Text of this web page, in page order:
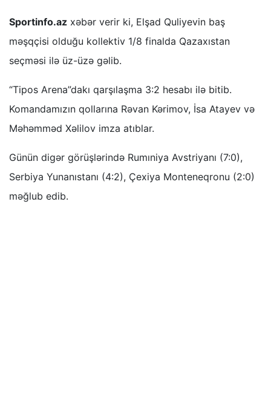
Sportinfo.az xəbər verir ki, Elşad Quliyevin baş
məşqçisi olduğu kollektiv 1/8 finalda Qazaxıstan
seçməsi ilə üz-üzə gəlib.
“Tipos Arena”dakı qarşılaşma 3:2 hesabı ilə bitib.
Komandamızın qollarına Rəvan Kərimov, İsa Atayev və
Məhəmməd Xəlilov imza atıblar.
Günün digər görüşlərində Rumıniya Avstriyanı (7:0),
Serbiya Yunanıstanı (4:2), Çexiya Monteneqronu (2:0)
məğlub edib.